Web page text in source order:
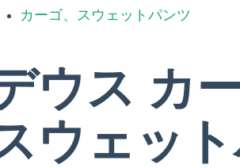
カーゴ、スウェットパンツ
ウス カー
ウェッ